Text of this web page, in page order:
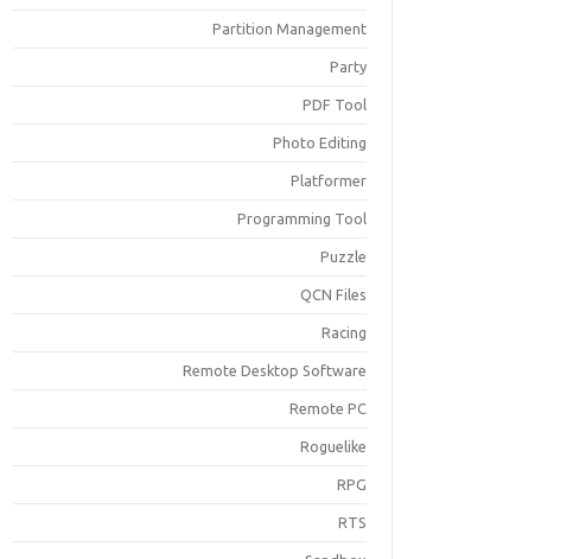
Partition Management
Party
PDF Tool
Photo Editing
Platformer
Programming Tool
Puzzle
QCN Files
Racing
Remote Desktop Software
Remote PC
Roguelike
RPG
RTS